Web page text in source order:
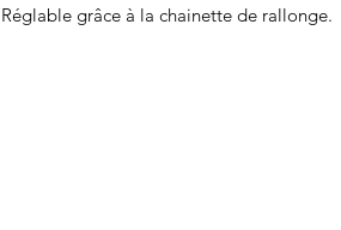
Réglable grâce à la chainette de rallonge.